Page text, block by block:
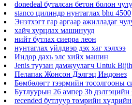
donedeal буталсан бетон болон
stanco цилиндр нунтаглах bhu 4500
Энэтхэгт гар аргаар ажилладаг
хайч хурцлах машинууд
нийт бутлах сиерра леон
нунтаглах үйлдвэр дэх хаг хэлхээ
Индор дахь элс хийх машин
Jenis туузан дамжуулагч Untuk
Пелапак Жонсон Дэлгэц Индонез
Бөмбөлөгт тээрмийн тосолгооны
Бутлуурын 26 ампер 3b дэлгэцийн
recended бутлуур төмрийн хүдрийн